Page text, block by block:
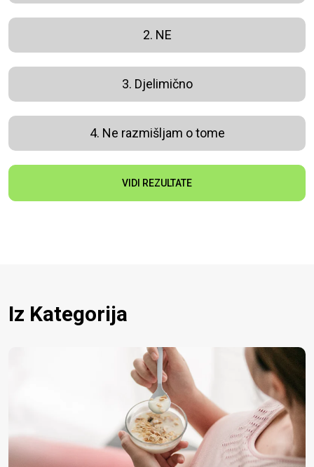
2. NE
3. Djelimično
4. Ne razmišljam o tome
VIDI REZULTATE
Iz Kategorija